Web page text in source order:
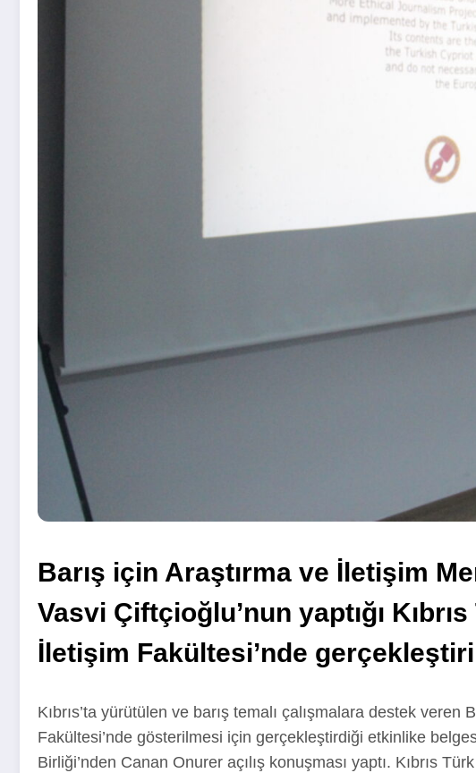
Barış için Araştırma ve İletişim
Vasvi Çiftçioğlu’nun yaptığı
İletişim Fakültesi’nde
Kıbrıs’ta yürütülen ve barış temalı çalışmalara destek
Fakültesi’nde gösterilmesi için gerçekleştirdiği etkinlike
Birliği’nden Canan Onurer açılış konuşması yaptı. Kıbrıs